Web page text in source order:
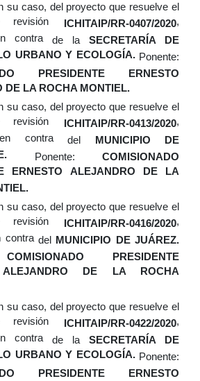
su caso, del proyecto que resuelve el
revisión ICHITAIP/RR-0407/2020,
contra
de la SECRETARÍA DE
URBANO Y ECOLOGÍA. Ponente:
PRESIDENTE ERNESTO
DE LA ROCHA MONTIEL.
su caso, del proyecto que resuelve el
revisión ICHITAIP/RR-0413/2020,
en contradel MUNICIPIO DE
Ponente: COMISIONADO
ERNESTO ALEJANDRO DE LA
su caso, del proyecto que resuelve el
revisión ICHITAIP/RR-0416/2020,
contra del
MUNICIPIO DE JUÁREZ.
COMISIONADO PRESIDENTE
ALEJANDRO DE LA ROCHA
su caso, del proyecto que resuelve el
revisión ICHITAIP/RR-0422/2020,
contra
de la SECRETARÍA DE
URBANO Y ECOLOGÍA. Ponente:
PRESIDENTE ERNESTO